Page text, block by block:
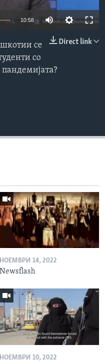
10:58
Direct link
се
со
НОЕМВРИ 14, 2022
Newsflash
НОЕМВРИ 10, 2022